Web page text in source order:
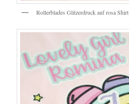
Rollerblades Glitzerdruck auf rosa Shirt